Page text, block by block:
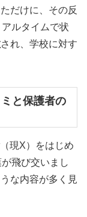
だけに、その反
ルタイムで状
され、学校に対す
と保護者の
現X）をはじめ
飛び交いまし
な内容が多く見